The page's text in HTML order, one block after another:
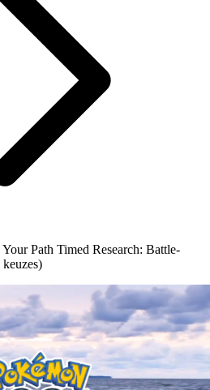
Path Timed Research: Battle-